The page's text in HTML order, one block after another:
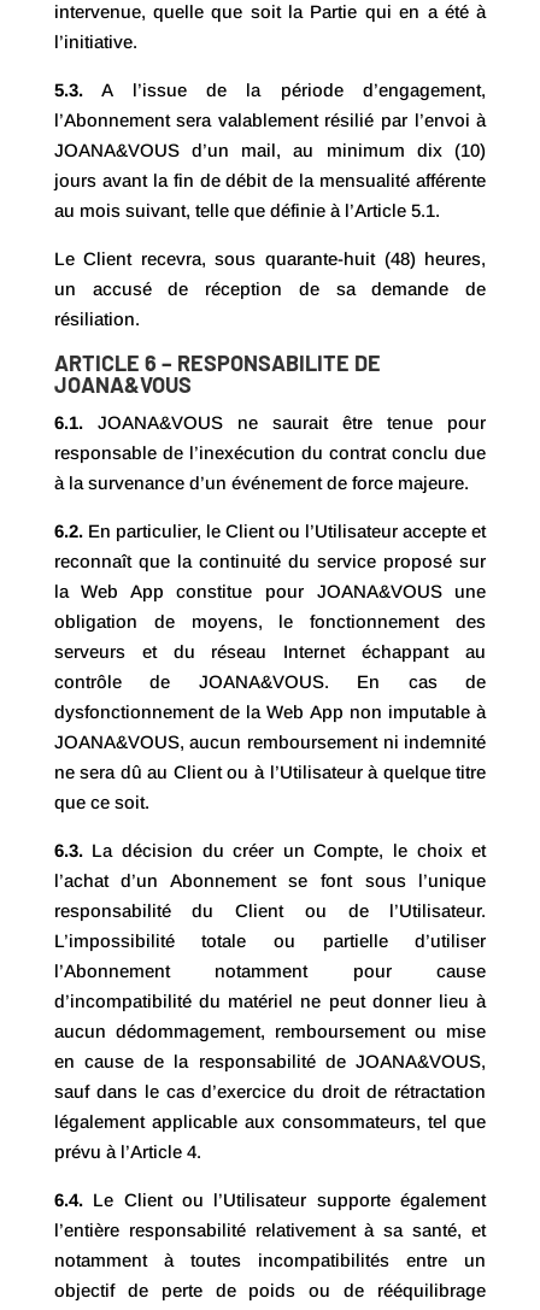
intervenue, quelle que soit la Partie qui en a été à
l’initiative.
5.3.A l’issue de la période d’engagement,
l’Abonnement sera valablement résilié par l’envoi à
JOANA&VOUS d’un mail, au minimum dix (10)
jours avant la fin de débit de la mensualité afférente
au mois suivant, telle que définie à l’Article 5.1.
Le Client recevra, sous quarante-huit (48) heures,
un accusé de réception de sa demande de
résiliation.
ARTICLE 6 – RESPONSABILITE DE
JOANA&VOUS
6.1.JOANA&VOUS ne saurait être tenue pour
responsable de l’inexécution du contrat conclu due
à la survenance d’un événement de force majeure.
6.2.En particulier, le Client ou l’Utilisateur accepte et
reconnaît que la continuité du service proposé sur
la Web App constitue pour JOANA&VOUS une
obligation de moyens, le fonctionnement des
serveurs et du réseau Internet échappant au
contrôle de JOANA&VOUS. En cas de
dysfonctionnement de la Web App non imputable à
JOANA&VOUS, aucun remboursement ni indemnité
ne sera dû au Client ou à l’Utilisateur à quelque titre
que ce soit.
6.3.La décision du créer un Compte, le choix et
l’achat d’un Abonnement se font sous l’unique
responsabilité du Client ou de l’Utilisateur.
L’impossibilité totale ou partielle d’utiliser
l’Abonnement notamment pour cause
d’incompatibilité du matériel ne peut donner lieu à
aucun dédommagement, remboursement ou mise
en cause de la responsabilité de JOANA&VOUS,
sauf dans le cas d’exercice du droit de rétractation
légalement applicable aux consommateurs, tel que
prévu à l’Article 4.
6.4.Le Client ou l’Utilisateur supporte également
l’entière responsabilité relativement à sa santé, et
notamment à toutes incompatibilités entre un
objectif de perte de poids ou de rééquilibrage